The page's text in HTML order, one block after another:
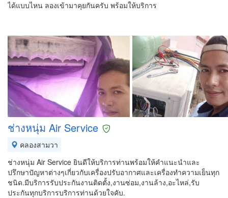
ได้แบบไหน ลองเข้ามาคุยกันครับ พร้อมให้บริการ
ช่างหนุ่ม Air Service
คลองสามวา
ช่างหนุ่ม Air Service ยินดีให้บริการท่านพร้อมให้คำแนะนำและ
ปรึกษาปัญหาต่างๆเกี่ยวกับเครื่องปรับอากาศและเครื่องทำความเย็นทุก
ชนิด.มีบริการรับประกันงานติดตั้ง,งานซ่อม,งานล้าง,อะไหล่,รับ
ประกันทุกบริการบริการท่านด้วยใจคับ.